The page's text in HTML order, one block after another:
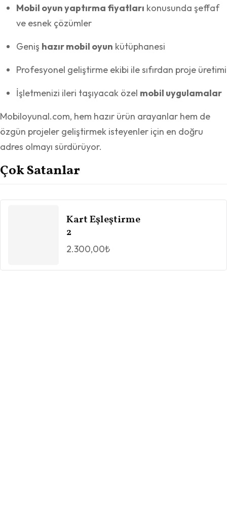
Mobil oyun yaptırma fiyatları konusunda şeffaf
ve esnek çözümler
Geniş hazır mobil oyun kütüphanesi
Profesyonel geliştirme ekibi ile sıfırdan proje üretimi
İşletmenizi ileri taşıyacak özel mobil uygulamalar
Mobiloyunal.com, hem hazır ürün arayanlar hem de
özgün projeler geliştirmek isteyenler için en doğru
adres olmayı sürdürüyor.
Çok Satanlar
Kart Eşleştirme
2
2.300,00₺